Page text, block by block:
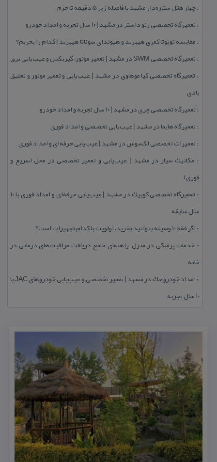
::چهار هتل‌ ستاره‌دار مشهد با فاصله زیر 5 دقیقه تا حرم
:: تعمیرگاه تخصصی رنو داستر در مشهد | ۱۰ سال تجربه و امداد خودرو
:: مقایسه تویوتا كمری هیبرید و هیوندای سوناتا هیبرید | كدام را بخریم؟
:: تعمیرگاه تخصصی SWM در مشهد | تعمیر موتور، گیربكس و عیب‌یابی برق
:: تعمیرگاه تخصصی كیا موهاوی در مشهد | عیب‌یابی و تعمیر موتور و تعلیق
بادی
:: تعمیرگاه تخصصی چری در مشهد | ۱۰ سال تجربه و امداد خودرو
:: تعمیرگاه هایما در مشهد | عیب‌یابی تخصصی و امداد فوری
:: تعمیرات تخصصی لكسوس در مشهد | عیب‌یابی حرفه‌ای و امداد فوری
:: مكانیك سیار در مشهد | عیب‌یابی و تعمیر تخصصی در محل (سریع و
فوری)
::
تعمیرگاه تخصصی كوییك در مشهد | عیب‌یابی حرفه‌ای و امداد فوری با ۱۰
سال سابقه
:: اگر فقط 10 وسیله بتوانید بخرید، اولویت با كدام تجهیزات است؟
:: خدمات پزشكی در منزل؛ راهنمای جامع دریافت مراقبت‌های درمانی در
خانه
::
امداد خودرو جك در مشهد | تعمیر تخصصی و عیب‌یابی خودروهای JAC با
۱۰ سال تجربه